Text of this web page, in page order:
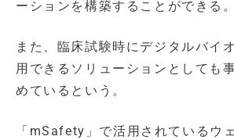
ーションを構築することができる。
また、臨床試験時にデジタルバイ
用できるソリューションとしても
めているという。
「mSafety」で活用されているウ